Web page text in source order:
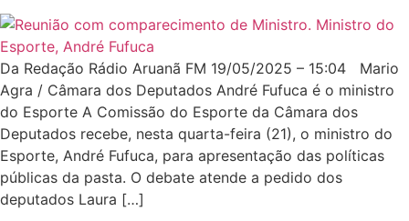
Da Redação Rádio Aruanã FM 19/05/2025 – 15:04 Mario
Agra / Câmara dos Deputados André Fufuca é o ministro
do Esporte A Comissão do Esporte da Câmara dos
Deputados recebe, nesta quarta-feira (21), o ministro do
Esporte, André Fufuca, para apresentação das políticas
públicas da pasta. O debate atende a pedido dos
deputados Laura […]